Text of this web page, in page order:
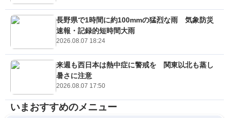
長野県で1時間に約100mmの猛烈な雨 気象防災
速報・記録的短時間大雨
2026.08.07 18:24
来週も西日本は熱中症に警戒を 関東以北も蒸し
暑さに注意
2026.08.07 17:50
いまおすすめのメニュー